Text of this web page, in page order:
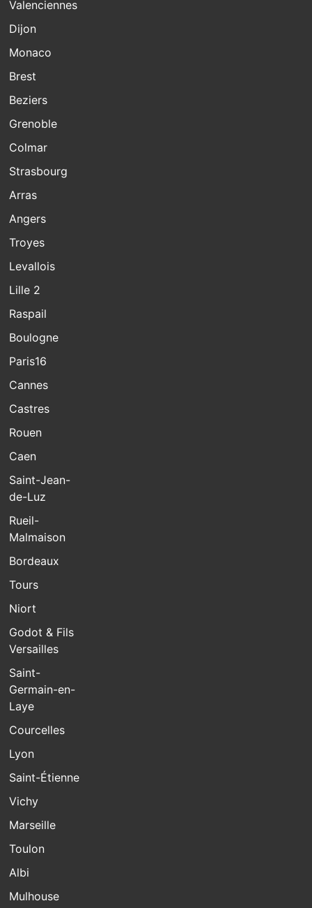
Valenciennes
Dijon
Monaco
Brest
Beziers
Grenoble
Colmar
Strasbourg
Arras
Angers
Troyes
Levallois
Lille 2
Raspail
Boulogne
Paris16
Cannes
Castres
Rouen
Caen
Saint-Jean-
de-Luz
Rueil-
Malmaison
Bordeaux
Tours
Niort
Godot & Fils
Versailles
Saint-
Germain-en-
Laye
Courcelles
Lyon
Saint-Étienne
Vichy
Marseille
Toulon
Albi
Mulhouse